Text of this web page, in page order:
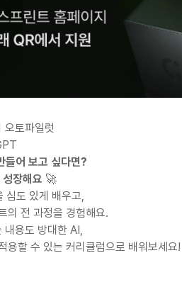
오토파일럿
들어 보고 싶다면?
장해요 🚀
심도 있게 배우고,
의 전 과정을 경험해요.
내용도 방대한 AI,
용할 수 있는 커리큘럼으로 배워보세요!